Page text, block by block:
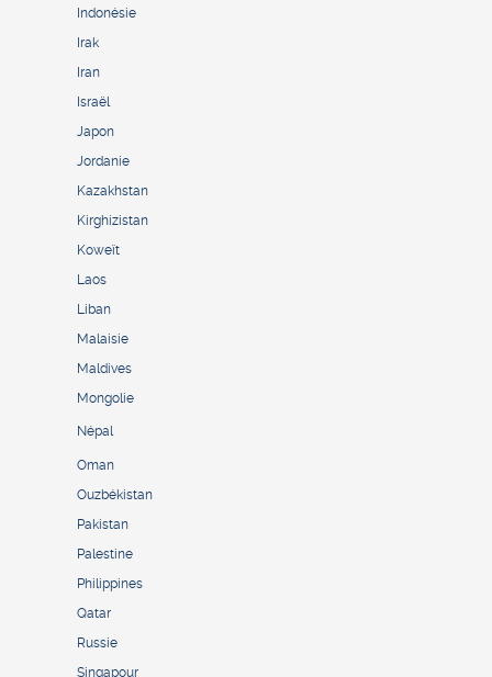
Indonésie
Irak
Iran
Israël
Japon
Jordanie
Kazakhstan
Kirghizistan
Koweït
Laos
Liban
Malaisie
Maldives
Mongolie
Népal
Oman
Ouzbékistan
Pakistan
Palestine
Philippines
Qatar
Russie
Singapour